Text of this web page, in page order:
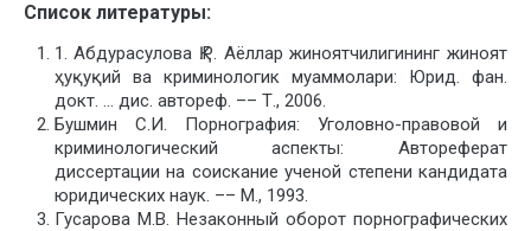
Список литературы:
1. Абдурасулова Қ.Р. Аёллар жиноятчилигининг жиноят
ҳуқуқий ва криминологик муаммолари: Юрид. фан.
докт. … дис. автореф. –– Т., 2006.
Бушмин С.И. Порнография: Уголовно-правовой и
криминологический аспекты: Автореферат
диссертации на соискание ученой степени кандидата
юридических наук. –– М., 1993.
Гусарова М.В. Незаконный оборот порнографических